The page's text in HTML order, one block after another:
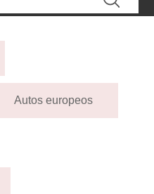
Autos europeos